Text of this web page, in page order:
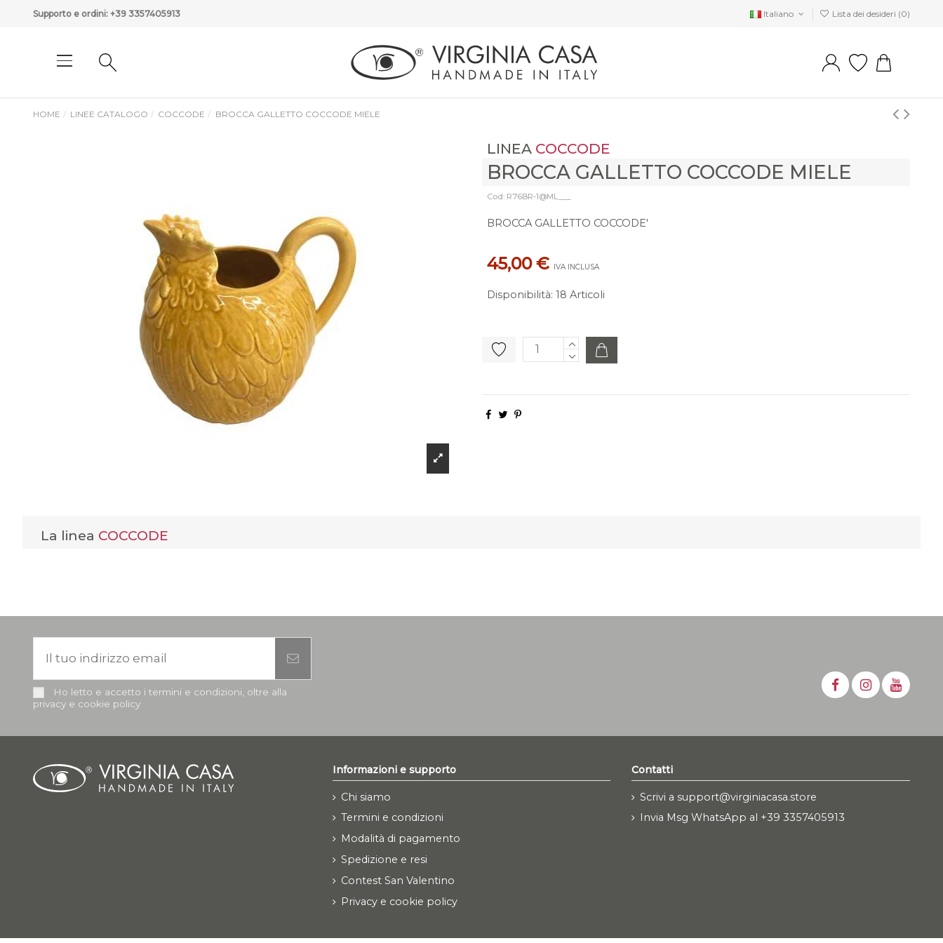
Supporto e ordini: +39 3357405913 Italiano Lista dei desideri (0)
HOME LINEE CATALOGO COCCODE BROCCA GALLETTO COCCODE MIELE
LINEA COCCODE
BROCCA GALLETTO COCCODE MIELE
Cod: R76BR-1@ML___
BROCCA GALLETTO COCCODE'
45,00 € IVA INCLUSA
Disponibilità: 18 Articoli
La linea COCCODE
Ho letto e accetto i termini e condizioni, oltre alla
privacy e cookie policy
Informazioni e supporto
Chi siamo
Termini e condizioni
Modalità di pagamento
Spedizione e resi
Contest San Valentino
Privacy e cookie policy
Contatti
Scrivi a support@virginiacasa.store
Invia Msg WhatsApp al +39 3357405913